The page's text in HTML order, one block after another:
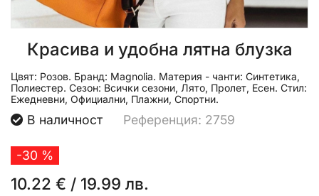
Красива и удобна лятна блузка
Цвят: Розов. Бранд: Magnolia. Материя - чанти: Синтетика,
Полиестер. Сезон: Всички сезони, Лято, Пролет, Есен. Стил:
Ежедневни, Официални, Плажни, Спортни.
В наличност Референция: 2759
-30 %
10.22 € / 19.99 лв.